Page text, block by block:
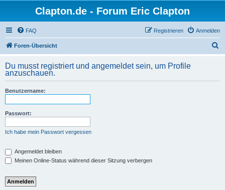
Clapton.de - Forum Eric Clapton
FAQ Anmelden
Registrieren
Foren-Übersicht
h
Du musst registriert und angemeldet sein, um Profile
anzuschauen.
Benutzername:
Passwort:
Ich habe mein Passwort vergessen
Angemeldet bleiben
Meinen Online-Status während dieser Sitzung verbergen